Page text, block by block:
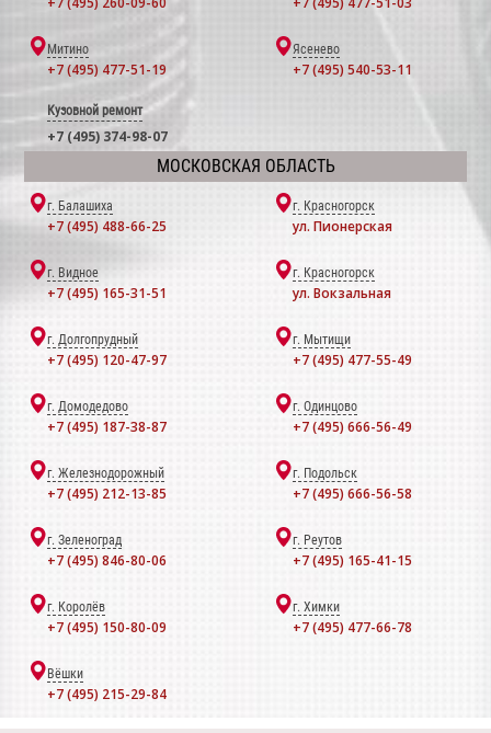
Митино
+7 (495) 477-51-19
Ясенево
+7 (495) 540-53-11
Кузовной ремонт
+7 (495) 374-98-07
МОСКОВСКАЯ ОБЛАСТЬ
г. Балашиха
+7 (495) 488-66-25
г. Красногорск
ул. Пионерская
г. Видное
+7 (495) 165-31-51
г. Красногорск
ул. Вокзальная
г. Долгопрудный
+7 (495) 120-47-97
г. Мытищи
+7 (495) 477-55-49
г. Домодедово
+7 (495) 187-38-87
г. Одинцово
+7 (495) 666-56-49
г. Железнодорожный
+7 (495) 212-13-85
г. Подольск
+7 (495) 666-56-58
г. Зеленоград
+7 (495) 846-80-06
г. Реутов
+7 (495) 165-41-15
г. Королёв
+7 (495) 150-80-09
г. Химки
+7 (495) 477-66-78
Вёшки
+7 (495) 215-29-84